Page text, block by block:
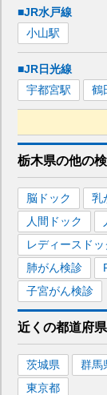
■JR水戸線
小山駅
■JR日光線
宇都宮駅 鶴
■JR両毛線
小山駅
■東北新幹線
小山駅 宇都
■山形新幹線
小山駅 宇都宮
■秋田新幹線
栃木県の他の
脳ドック 乳
人間ドック
レディースド
肺がん検診
子宮がん検診
近くの都道府県
茨城県 群馬
東京都